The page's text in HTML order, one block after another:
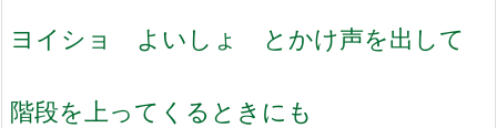
ヨイショ よいしょ とかけ声を出して
階段を上ってくるときにも